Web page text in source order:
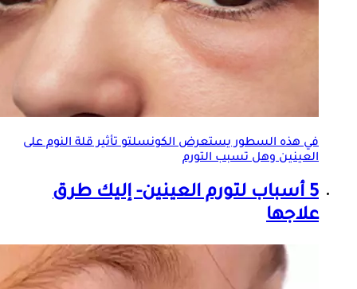
في هذه السطور يستعرض الكونسلتو تأثير قلة النوم على
العينين وهل تسبب التورم
5 أسباب ل تورم العينين- إليك طرق
علاجها